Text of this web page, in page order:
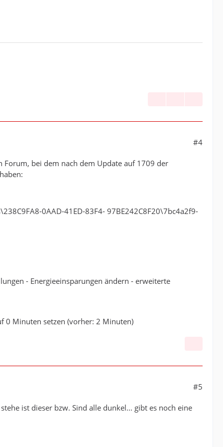
#4
bei dem nach dem Update auf 1709 der
0AAD-41ED-83F4- 97BE242C8F20\7bc4a2f9-
- Energieeinsparungen ändern - erweiterte
0 Minuten setzen (vorher: 2 Minuten)
#5
ist dieser bzw. Sind alle dunkel... gibt es noch eine